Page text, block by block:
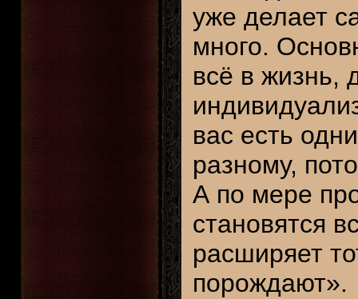
уже делает
много.
всё в жизнь,
вас есть
разному,
А по мере
становятся
расширяет
порождают».